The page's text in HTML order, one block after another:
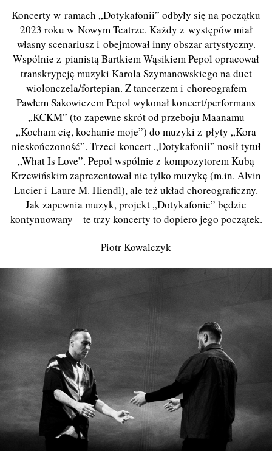
Koncerty w ramach „Dotykafonii” odbyły się na początku
2023 roku w Nowym Teatrze. Każdy z występów miał
własny scenariusz i obejmował inny obszar artystyczny.
Wspólnie z pianistą Bartkiem Wąsikiem Pepol opracował
transkrypcję muzyki Karola Szymanowskiego na duet
wiolonczela/fortepian. Z tancerzem i choreografem
Pawłem Sakowiczem Pepol wykonał koncert/performans
„KCKM” (to zapewne skrót od przeboju Maanamu
„Kocham cię, kochanie moje”) do muzyki z płyty „Kora
nieskończoność”. Trzeci koncert „Dotykafonii” nosił tytuł
„What Is Love”. Pepol wspólnie z kompozytorem Kubą
Krzewińskim zaprezentował nie tylko muzykę (m.in. Alvin
Lucier i Laure M. Hiendl), ale też układ choreograficzny.
Jak zapewnia muzyk, projekt „Dotykafonie” będzie
kontynuowany – te trzy koncerty to dopiero jego początek.
Piotr Kowalczyk